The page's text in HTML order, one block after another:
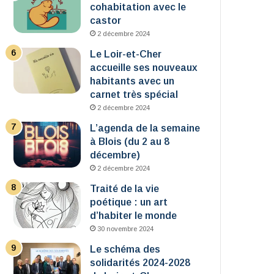
cohabitation avec le
castor
2 décembre 2024
Le Loir-et-Cher
accueille ses nouveaux
habitants avec un
carnet très spécial
2 décembre 2024
L’agenda de la semaine
à Blois (du 2 au 8
décembre)
2 décembre 2024
Traité de la vie
poétique : un art
d’habiter le monde
30 novembre 2024
Le schéma des
solidarités 2024-2028